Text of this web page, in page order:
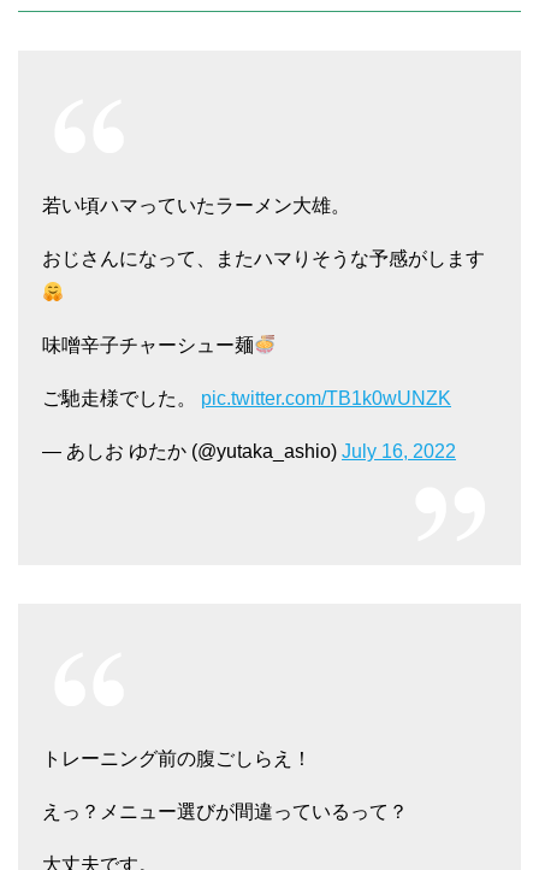
若い頃ハマっていたラーメン大雄。
おじさんになって、またハマりそうな予感がします
味噌辛子チャーシュー麺
ご馳走様でした。 pic.twitter.com/TB1k0wUNZK
— あしお ゆたか (@yutaka_ashio) July 16, 2022
トレーニング前の腹ごしらえ！
えっ？メニュー選びが間違っているって？
大丈夫です。